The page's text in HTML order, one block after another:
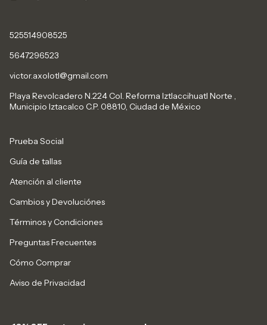
525514908525
5647296523
victor.axolotl@gmail.com
Playa Revolcadero N.224 Col. Reforma Iztlaccihuatl Norte ,
Municipio Iztacalco C.P. 08810, Ciudad de México
Prueba Social
Guía de tallas
Atención al cliente
Cambios y Devoluciónes
Términos y Condiciones
Preguntas Frecuentes
Cómo Comprar
Aviso de Privacidad